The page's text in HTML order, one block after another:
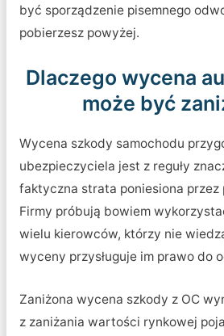
być sporządzenie pisemnego
pobierzesz powyżej.
Dlaczego wycena
może być
Wycena szkody samochodu
ubezpieczyciela jest z reguły
faktyczna strata poniesiona przez
Firmy próbują bowiem
wielu kierowców, którzy nie
wyceny przysługuje im prawo do
Zaniżona wycena szkody z OC
z zaniżania wartości rynkowej